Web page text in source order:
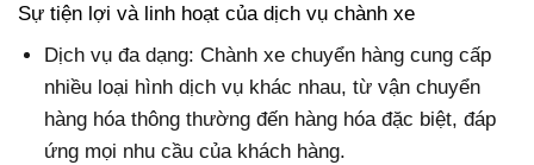
Sự tiện lợi và linh hoạt của dịch vụ chành xe
Dịch vụ đa dạng: Chành xe chuyển hàng cung cấp
nhiều loại hình dịch vụ khác nhau, từ vận chuyển
hàng hóa thông thường đến hàng hóa đặc biệt, đáp
ứng mọi nhu cầu của khách hàng.